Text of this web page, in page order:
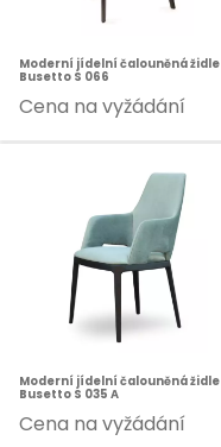
Moderní jídelní čalouněná židle
Busetto S 066
Cena na vyžádání
Moderní jídelní čalouněná židle
Busetto S 035 A
Cena na vyžádání